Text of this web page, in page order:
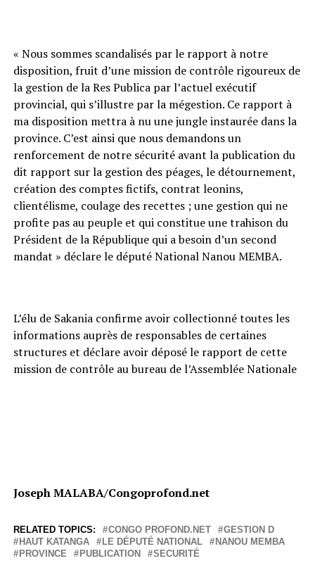
« Nous sommes scandalisés par le rapport à notre
disposition, fruit d’une mission de contrôle rigoureux de
la gestion de la Res Publica par l’actuel exécutif
provincial, qui s’illustre par la mégestion. Ce rapport à
ma disposition mettra à nu une jungle instaurée dans la
province. C’est ainsi que nous demandons un
renforcement de notre sécurité avant la publication du
dit rapport sur la gestion des péages, le détournement,
création des comptes fictifs, contrat leonins,
clientélisme, coulage des recettes ; une gestion qui ne
profite pas au peuple et qui constitue une trahison du
Président de la République qui a besoin d’un second
mandat » déclare le député National Nanou MEMBA.
L’élu de Sakania confirme avoir collectionné toutes les
informations auprès de responsables de certaines
structures et déclare avoir déposé le rapport de cette
mission de contrôle au bureau de l’Assemblée Nationale
Joseph MALABA/Congoprofond.net
RELATED TOPICS: CONGO PROFOND.NET
GESTION D
HAUT KATANGA
LE DÉPUTÉ NATIONAL
NANOU MEMBA
PROVINCE
PUBLICATION SECURITÉ